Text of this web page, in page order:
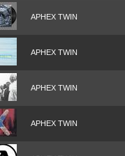
APHEX TWIN
APHEX TWIN
APHEX TWIN
APHEX TWIN